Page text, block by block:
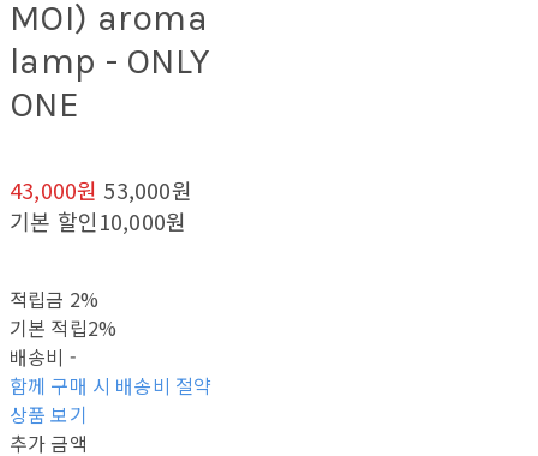
MOI) aroma
lamp - ONLY
ONE
43,000원 53,000원
기본 할인10,000원
적립금 2%
기본 적립2%
배송비 -
함께 구매 시 배송비 절약
상품 보기
추가 금액